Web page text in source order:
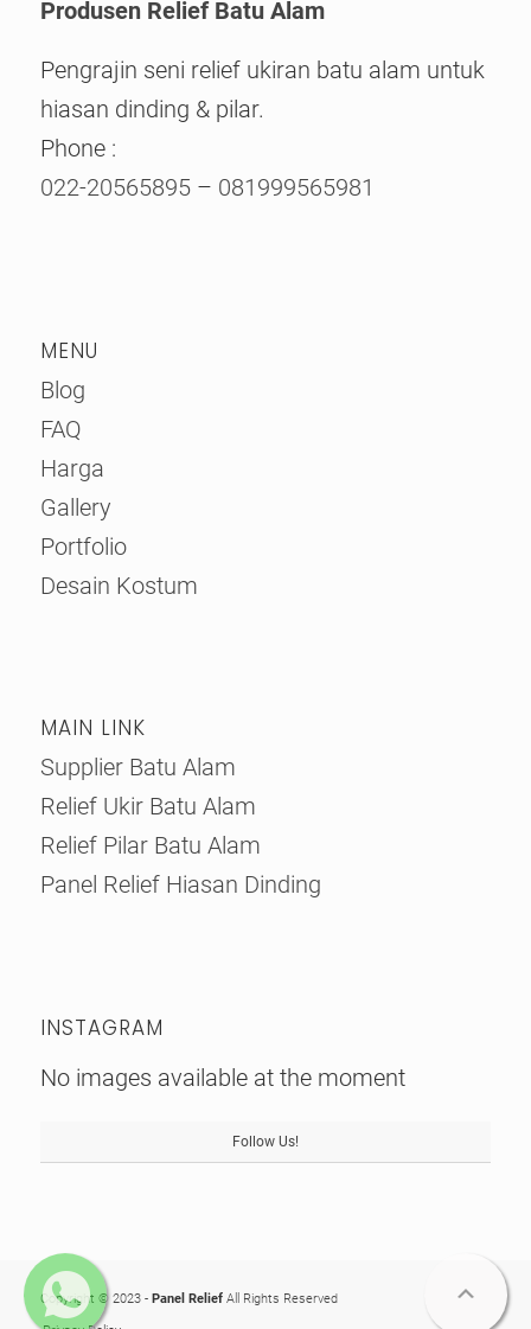
Produsen Relief Batu Alam
Pengrajin seni relief ukiran batu alam untuk
hiasan dinding & pilar.
Phone :
022-20565895 – 081999565981
MENU
Blog
FAQ
Harga
Gallery
Portfolio
Desain Kostum
MAIN LINK
Supplier Batu Alam
Relief Ukir Batu Alam
Relief Pilar Batu Alam
Panel Relief Hiasan Dinding
INSTAGRAM
No images available at the moment
Follow Us!
Copyright © 2023 - Panel ReliefAll Rights Reserved